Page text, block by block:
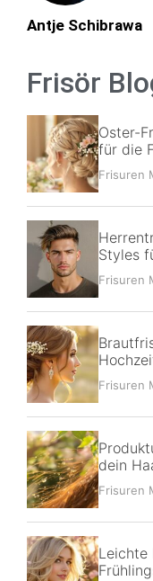
Antje Schibrawa
Frisör
Oster-
für die
Frisuren
Styles
Frisuren
Frisuren
dein
Frisuren
Leichte